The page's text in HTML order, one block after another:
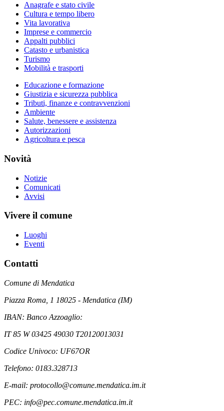
Anagrafe e stato civile
Cultura e tempo libero
Vita lavorativa
Imprese e commercio
Appalti pubblici
Catasto e urbanistica
Turismo
Mobilità e trasporti
Educazione e formazione
Giustizia e sicurezza pubblica
Tributi, finanze e contravvenzioni
Ambiente
Salute, benessere e assistenza
Autorizzazioni
Agricoltura e pesca
Novità
Notizie
Comunicati
Avvisi
Vivere il comune
Luoghi
Eventi
Contatti
Comune di Mendatica
Piazza Roma, 1 18025 - Mendatica (IM)
IBAN: Banco Azzoaglio:
IT 85 W 03425 49030 T20120013031
Codice Univoco: UF67OR
Telefono: 0183.328713
E-mail: protocollo@comune.mendatica.im.it
PEC: info@pec.comune.mendatica.im.it